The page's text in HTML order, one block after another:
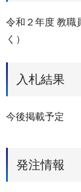
令和２年度 教職
く）
入札結果
今後掲載予定
発注情報